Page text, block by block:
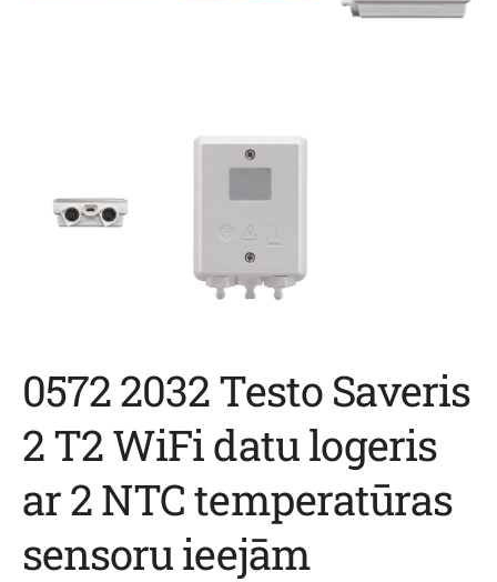
0572 2032 Testo Saveris
2 T2 WiFi datu logeris
ar 2 NTC temperatūras
sensoru ieejām